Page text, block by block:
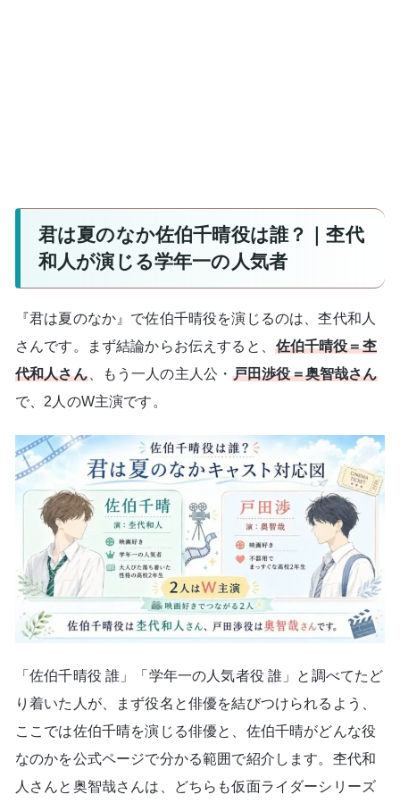
君は夏のなか佐伯千晴役は誰？｜杢代
和人が演じる学年一の人気者
『君は夏のなか』で佐伯千晴役を演じるのは、杢代和人
さんです。まず結論からお伝えすると、 佐伯千晴役＝杢
代和人さん、もう一人の主人公・戸田渉役＝奥智哉さん
で、2人のW主演です。
「佐伯千晴役 誰」「学年一の人気者役 誰」と調べてたど
り着いた人が、まず役名と俳優を結びつけられるよう、
ここでは佐伯千晴を演じる俳優と、佐伯千晴がどんな役
なのかを公式ページで分かる範囲で紹介します。杢代和
人さんと奥智哉さんは、どちらも仮面ライダーシリーズ